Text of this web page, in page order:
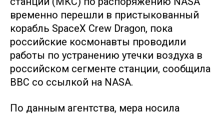
временно перешли в пристыкованный
корабль SpaceX Crew Dragon, пока
российские космонавты проводили
работы по устранению утечки воздуха в
российском сегменте станции, сообщила
BBC со ссылкой на NASA.
По данным агентства, мера носила